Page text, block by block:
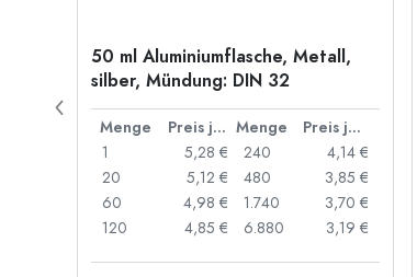
50 ml Aluminiumflasche, Metall,
silber, Mündung: DIN 32
Menge Preis je Stück Menge
Preis je Stück
1
5,28 €
20
5,12 €
60
4,98 €
120
4,85 €
240
4,14 €
480
3,85 €
1.740
3,70 €
6.880
3,19 €